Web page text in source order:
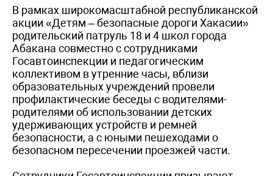
В рамках широкомасштабной республиканской
акции «Детям – безопасные дороги Хакасии»
родительский патруль 18 и 4 школ города
Абакана совместно с сотрудниками
Госавтоинспекции и педагогическим
коллективом в утренние часы, вблизи
образовательных учреждений провели
профилактические беседы с водителями-
родителями об использовании детских
удерживающих устройств и ремней
безопасности, а с юными пешеходами о
безопасном пересечении проезжей части.